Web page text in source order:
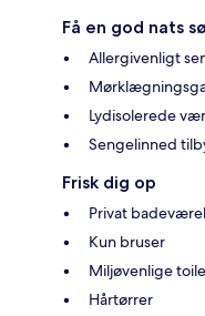
Få en god nats
Allergivenligt
Lydisolerede
Sengelinned
Frisk dig op
Privat
Kun bruser
Miljøvenlige
Hårtørrer